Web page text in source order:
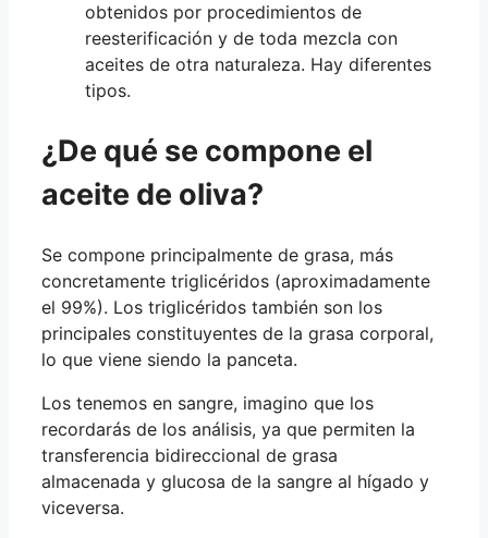
obtenidos por procedimientos de
reesterificación y de toda mezcla con
aceites de otra naturaleza. Hay diferentes
tipos.
¿De qué se compone el
aceite de oliva?
Se compone principalmente de grasa, más
concretamente triglicéridos (aproximadamente
el 99%). Los triglicéridos también son los
principales constituyentes de la grasa corporal,
lo que viene siendo la panceta.
Los tenemos en sangre, imagino que los
recordarás de los análisis, ya que permiten la
transferencia bidireccional de grasa
almacenada y glucosa de la sangre al hígado y
viceversa.